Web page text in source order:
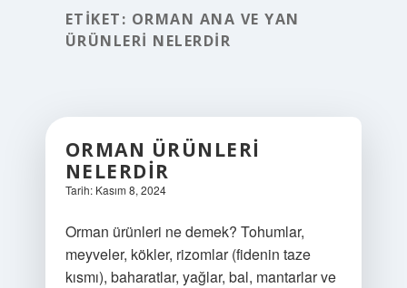
ETIKET: ORMAN ANA VE YAN
ÜRÜNLERI NELERDIR
ORMAN ÜRÜNLERI
NELERDIR
Tarih: Kasım 8, 2024
Orman ürünleri ne demek? Tohumlar,
meyveler, kökler, rizomlar (fidenin taze
kısmı), baharatlar, yağlar, bal, mantarlar ve